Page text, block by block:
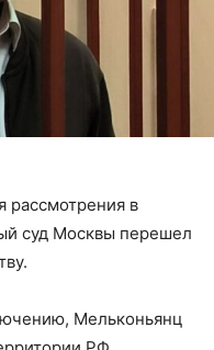
рассмотрения в
суд Москвы перешел
Мельконьянц